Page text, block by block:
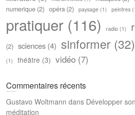
numerique (2) opéra (2) paysage (1) peintres
pratiquer (116) radio (1)
(2) sciences (4) sinformer (32)
(1)
théâtre (3) vidéo (7)
Commentaires récents
Gustavo Woltmann dans Développer
méditation